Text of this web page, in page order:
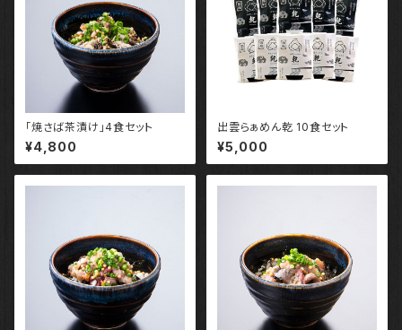
「焼さば茶漬け」4食セット
¥4,800
出雲らぁめん乾 10食セット
¥5,000